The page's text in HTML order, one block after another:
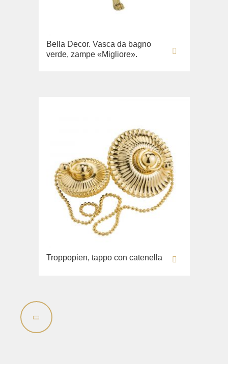
Bella Decor. Vasca da bagno
verde, zampe «Migliore».
Troppopien, tappo con catenella